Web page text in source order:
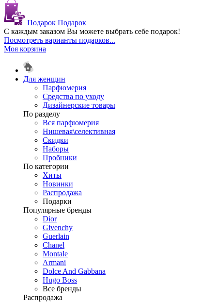
Подарок Подарок
С каждым заказом Вы можете выбрать себе подарок!
Посмотреть варианты подарков...
Моя корзина
Для женщин
Парфюмерия
Средства по уходу
Дизайнерские товары
По разделу
Вся парфюмерия
Нишевая\селективная
Скидки
Наборы
Пробники
По категории
Хиты
Новинки
Распродажа
Подарки
Популярные бренды
Dior
Givenchy
Guerlain
Chanel
Montale
Armani
Dolce And Gabbana
Hugo Boss
Все бренды
Распродажа